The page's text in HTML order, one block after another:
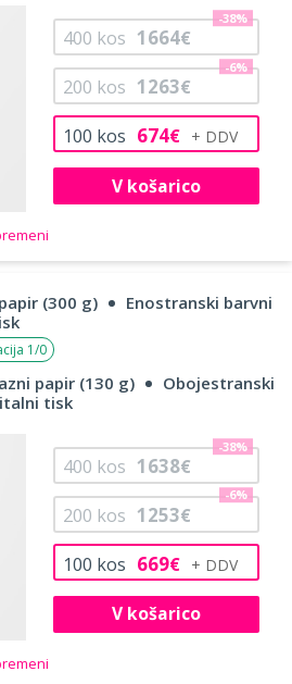
100 kos 674€
200 kos 1263€
-6%
400 kos 1664€
-38%
V košarico
(300 g)
Enostranski barvni
1/0
papir (130 g)
Obojestranski
tisk
100 kos 669€
200 kos 1253€
-6%
400 kos 1638€
-38%
V košarico